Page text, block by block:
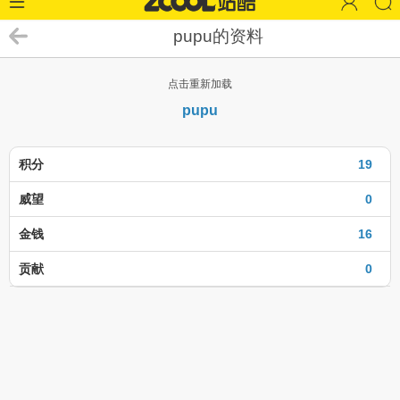
pupu的资料
点击重新加载
pupu
19
积分
0
威望
16
金钱
0
贡献